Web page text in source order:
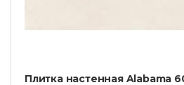
Плитка настенная Alabama